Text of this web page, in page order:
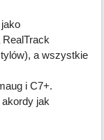
a wszystkie
i C7+.
akordy jak